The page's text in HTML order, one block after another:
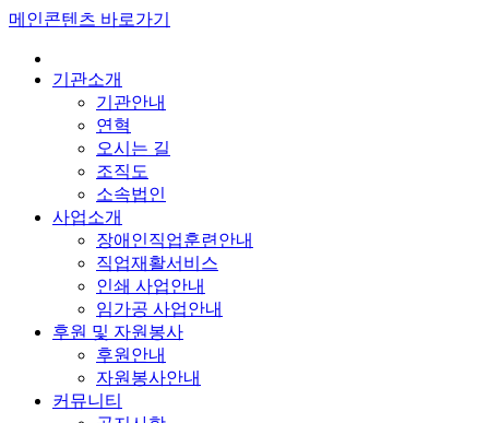
메인콘텐츠 바로가기
기관소개
기관안내
연혁
오시는 길
조직도
소속법인
사업소개
장애인직업훈련안내
직업재활서비스
인쇄 사업안내
임가공 사업안내
후원 및 자원봉사
후원안내
자원봉사안내
커뮤니티